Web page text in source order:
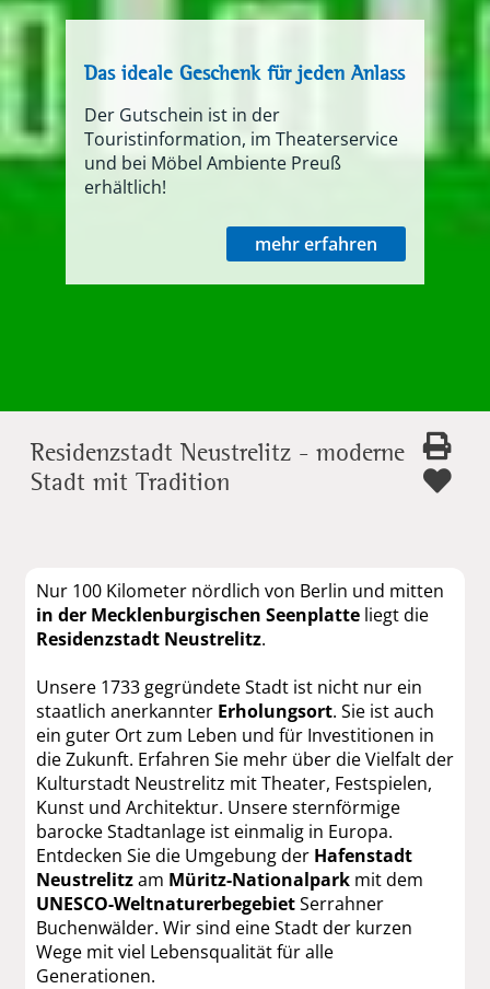
Das ideale Geschenk für jeden Anlass
Der Gutschein ist in der
Touristinformation, im Theaterservice
und bei Möbel Ambiente Preuß
erhältlich!
mehr erfahren
Residenzstadt Neustrelitz - moderne
Stadt mit Tradition
Nur 100 Kilometer nördlich von Berlin und mitten
in der Mecklenburgischen Seenplatte liegt die
Residenzstadt Neustrelitz.
Unsere 1733 gegründete Stadt ist nicht nur ein
staatlich anerkannter Erholungsort. Sie ist auch
ein guter Ort zum Leben und für Investitionen in
die Zukunft. Erfahren Sie mehr über die Vielfalt der
Kulturstadt Neustrelitz mit Theater, Festspielen,
Kunst und Architektur. Unsere sternförmige
barocke Stadtanlage ist einmalig in Europa.
Entdecken Sie die Umgebung der Hafenstadt
Neustrelitzam Müritz-Nationalpark mit dem
UNESCO-WeltnaturerbegebietSerrahner
Buchenwälder. Wir sind eine Stadt der kurzen
Wege mit viel Lebensqualität für alle
Generationen.